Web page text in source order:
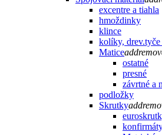
excentre a tiahla
hmoždinky
klince
kolíky, drev.tyče
Maticeadd
ostatné
presné
závrtné a
podložky
Skrutkyadd